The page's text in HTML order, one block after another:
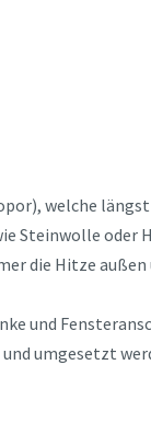
welche
Steinwolle
die Hitze
und
umgesetzt